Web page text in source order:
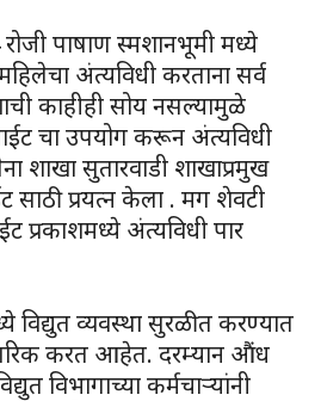
पाषाण स्मशानभूमी मध्ये
अंत्यविधी करताना सर्व
काहीही सोय नसल्यामुळे
चा उपयोग करून अंत्यविधी
शाखा सुतारवाडी शाखाप्रमुख
साठी प्रयत्न केला . मग शेवटी
प्रकाशमध्ये अंत्यविधी पार
विद्युत व्यवस्था सुरळीत करण्यात
करत आहेत. दरम्यान औंध
विभागाच्या कर्मचाऱ्यांनी